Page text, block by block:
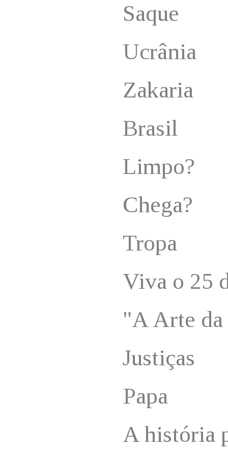
Saque
Ucrânia
Zakaria
Brasil
Limpo?
Chega?
Tropa
Viva o 25
"A Arte da
Justiças
Papa
A história